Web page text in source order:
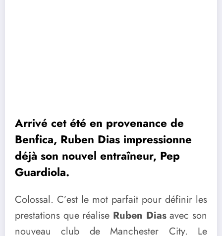
Arrivé cet été en provenance de
Benfica, Ruben Dias impressionne
déjà son nouvel entraîneur, Pep
Guardiola.
Colossal. C’est le mot parfait pour définir les
prestations que réalise Ruben Diasavec son
nouveau club de Manchester City. Le